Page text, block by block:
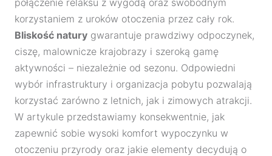
połączenie relaksu z wygodą oraz swobodnym
korzystaniem z uroków otoczenia przez cały rok.
Bliskość natury gwarantuje prawdziwy odpoczynek,
ciszę, malownicze krajobrazy i szeroką gamę
aktywności – niezależnie od sezonu. Odpowiedni
wybór infrastruktury i organizacja pobytu pozwalają
korzystać zarówno z letnich, jak i zimowych atrakcji.
W artykule przedstawiamy konsekwentnie, jak
zapewnić sobie wysoki komfort wypoczynku w
otoczeniu przyrody oraz jakie elementy decydują o